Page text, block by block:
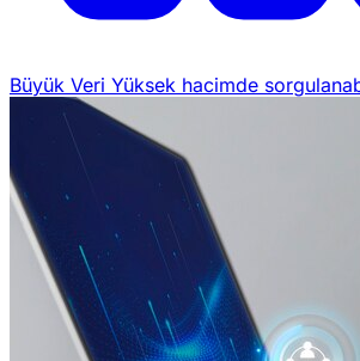
Büyük Veri Yüksek hacimde